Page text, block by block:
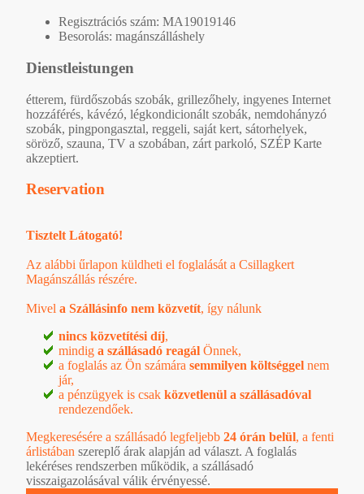
Regisztrációs szám: MA19019146
Besorolás: magánszálláshely
Dienstleistungen
étterem, fürdőszobás szobák, grillezőhely, ingyenes Internet
hozzáférés, kávézó, légkondicionált szobák, nemdohányzó
szobák, pingpongasztal, reggeli, saját kert, sátorhelyek,
söröző, szauna, TV a szobában, zárt parkoló, SZÉP Karte
akzeptiert.
Reservation
Tisztelt Látogató!
Az alábbi űrlapon küldheti el foglalását a Csillagkert
Magánszállás részére.
Mivel a Szállásinfo nem közvetít, így nálunk
nincs közvetítési díj,
mindig a szállásadó reagál Önnek,
a foglalás az Ön számára semmilyen költséggel nem
jár,
a pénzügyek is csak közvetlenül a szállásadóval
rendezendőek.
Megkeresésére a szállásadó legfeljebb 24 órán belül, a fenti
árlistában szereplő árak alapján ad választ. A foglalás
lekéréses rendszerben működik, a szállásadó
visszaigazolásával válik érvényessé.